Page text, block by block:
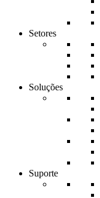
Setores
Soluções
Suporte